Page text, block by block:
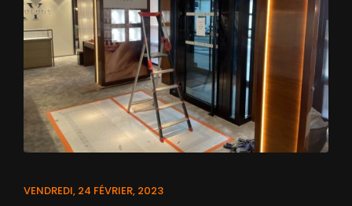
VENDREDI, 24 FÉVRIER, 2023